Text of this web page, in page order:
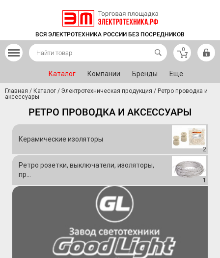
ВСЯ ЭЛЕКТРОТЕХНИКА РОССИИ БЕЗ ПОСРЕДНИКОВ
0
Каталог Компании Бренды Еще
Главная / Каталог / Электротехническая продукция / Ретро проводка и
аксессуары
РЕТРО ПРОВОДКА И АКСЕССУАРЫ
Керамические изоляторы
2
Ретро розетки, выключатели, изоляторы,
пр...
1